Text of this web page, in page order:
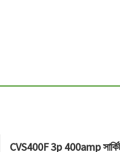
CVS400F 3p 400amp